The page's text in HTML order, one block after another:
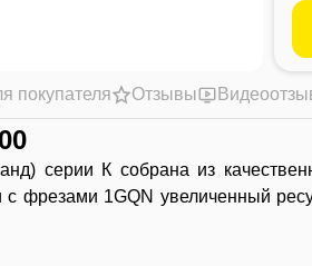
покупателя Отзывы
серии К собрана из
фрезами 1GQN увеличенный